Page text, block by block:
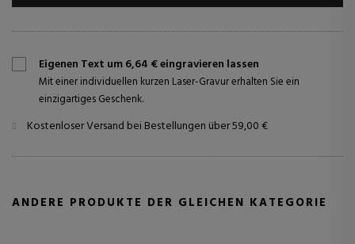
Eigenen Text um 6,64 € eingravieren lassen
Mit einer individuellen kurzen Laser-Gravur erhalten Sie ein
einzigartiges Geschenk.
Kostenloser Versand bei Bestellungen über 59,00 €
ANDERE PRODUKTE DER GLEICHEN KATEGORIE